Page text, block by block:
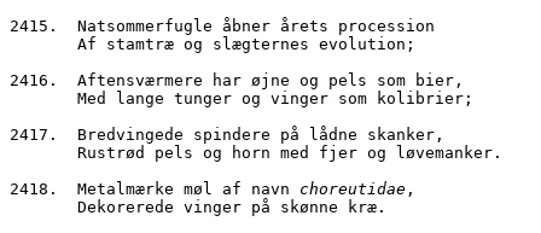
2415.  Natsommerfugle åbner årets procession
       Af stamtræ og slægternes evolution;
2416.  Aftensværmere har øjne og pels som bier,
       Med lange tunger og vinger som kolibrier;
2417.  Bredvingede spindere på lådne skanker,
       Rustrød pels og horn med fjer og løvemanker.
2418.  Metalmærke møl af navn choreutidae ,
       Dekorerede vinger på skønne kræ.